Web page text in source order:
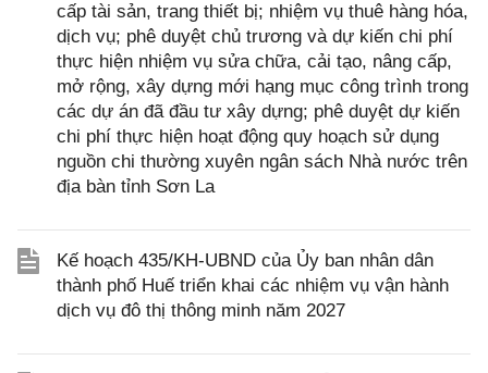
cấp tài sản, trang thiết bị; nhiệm vụ thuê hàng hóa,
dịch vụ; phê duyệt chủ trương và dự kiến chi phí
thực hiện nhiệm vụ sửa chữa, cải tạo, nâng cấp,
mở rộng, xây dựng mới hạng mục công trình trong
các dự án đã đầu tư xây dựng; phê duyệt dự kiến
chi phí thực hiện hoạt động quy hoạch sử dụng
nguồn chi thường xuyên ngân sách Nhà nước trên
địa bàn tỉnh Sơn La
Kế hoạch 435/KH-UBND của Ủy ban nhân dân
thành phố Huế triển khai các nhiệm vụ vận hành
dịch vụ đô thị thông minh năm 2027